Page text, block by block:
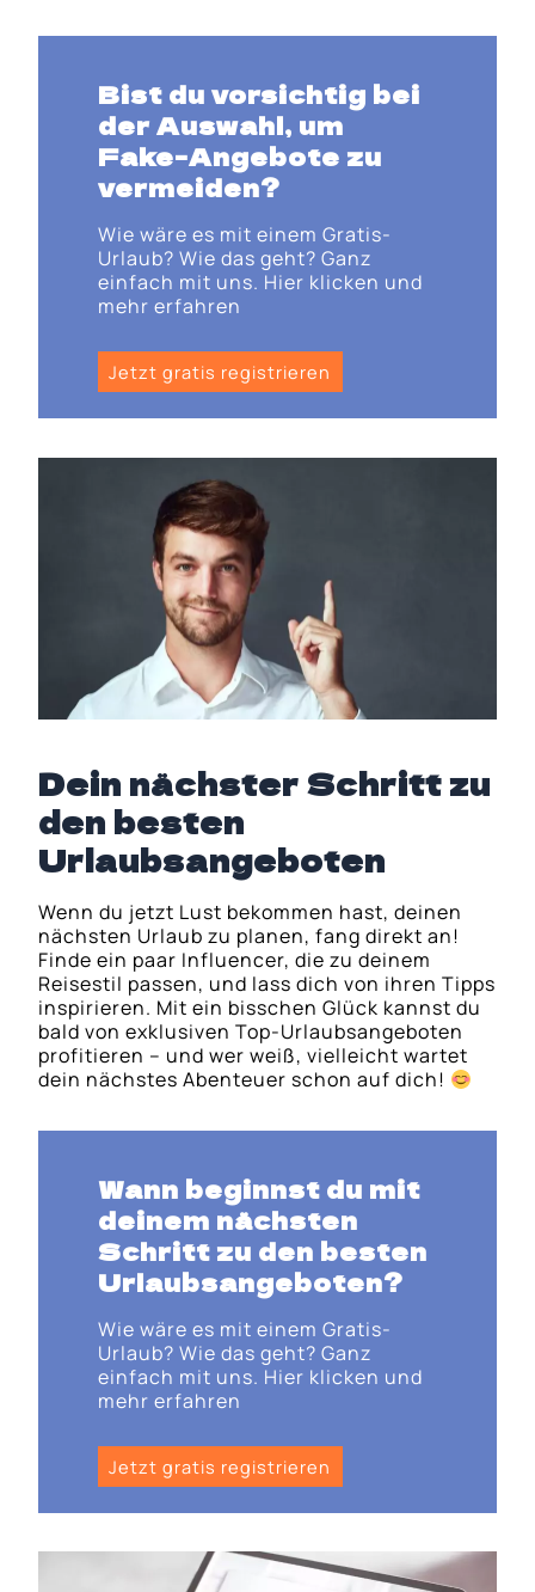
Bist du vorsichtig bei
der Auswahl, um
Fake-Angebote zu
vermeiden?
Wie wäre es mit einem Gratis-
Urlaub? Wie das geht? Ganz
einfach mit uns. Hier klicken und
mehr erfahren
Jetzt gratis registrieren
Dein nächster Schritt zu
den besten
Urlaubsangeboten
Wenn du jetzt Lust bekommen hast, deinen
nächsten Urlaub zu planen, fang direkt an!
Finde ein paar Influencer, die zu deinem
Reisestil passen, und lass dich von ihren Tipps
inspirieren. Mit ein bisschen Glück kannst du
bald von exklusiven Top-Urlaubsangeboten
profitieren – und wer weiß, vielleicht wartet
dein nächstes Abenteuer schon auf dich!
Wann beginnst du mit
deinem nächsten
Schritt zu den besten
Urlaubsangeboten?
Wie wäre es mit einem Gratis-
Urlaub? Wie das geht? Ganz
einfach mit uns. Hier klicken und
mehr erfahren
Jetzt gratis registrieren